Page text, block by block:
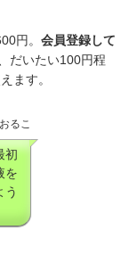
円。 会員登録して
だいたい100円程
ます。
るこ
初
を
う